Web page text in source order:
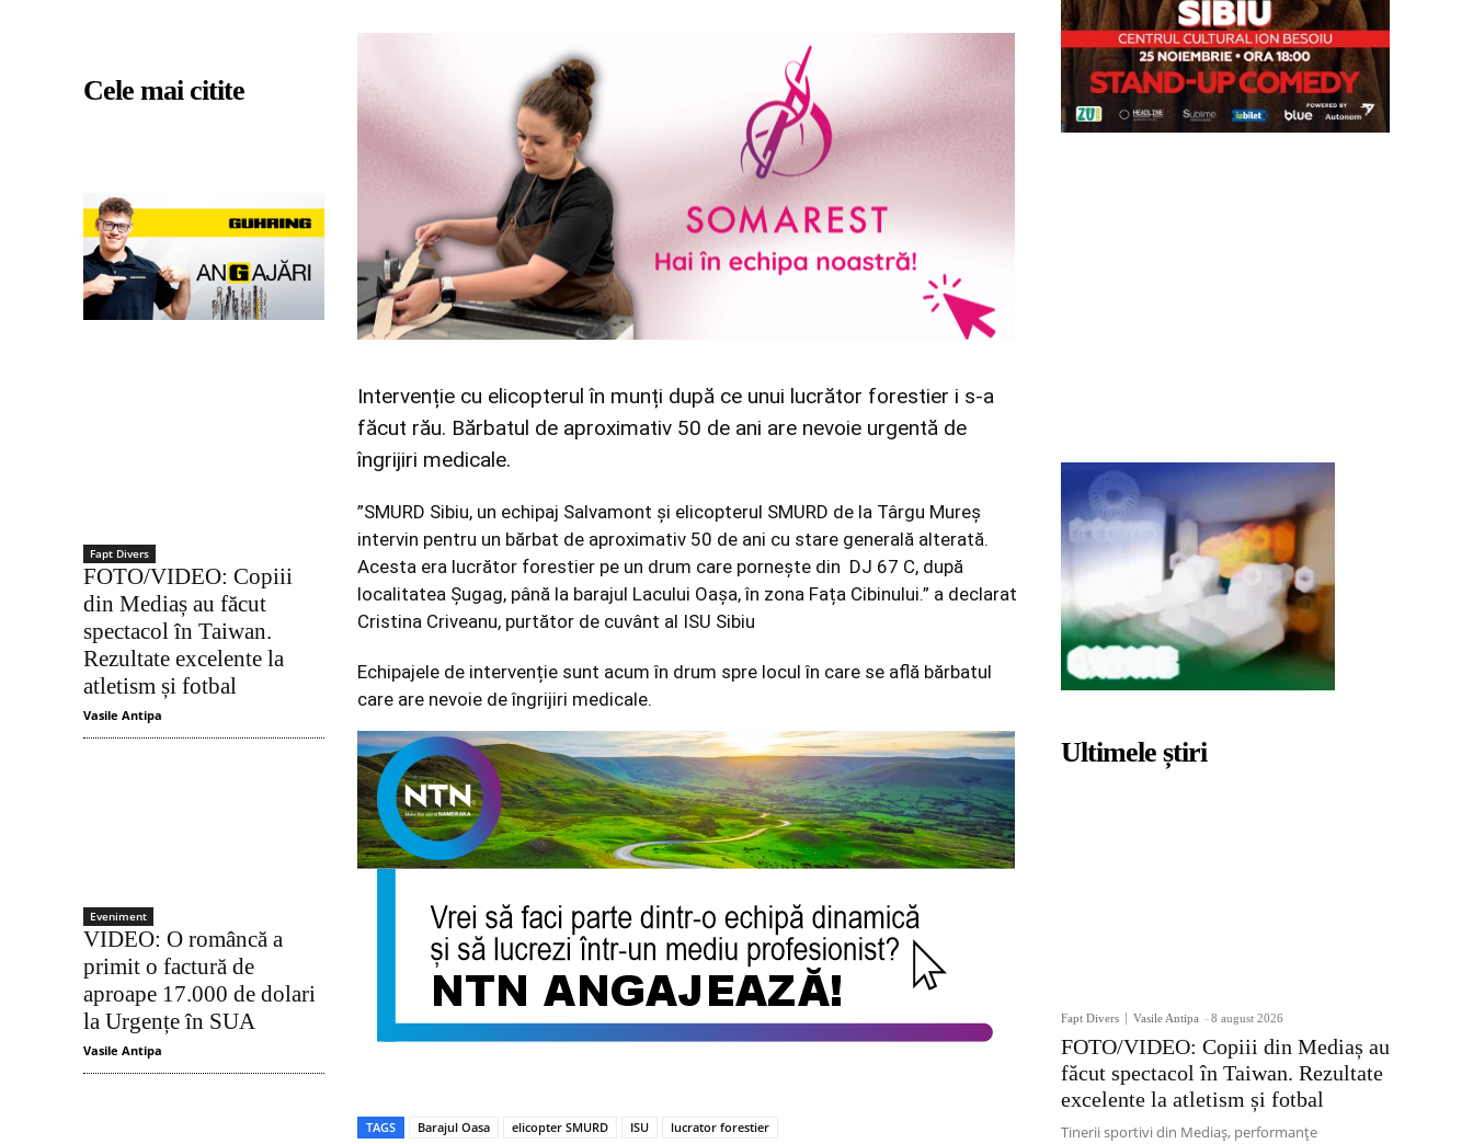
Cele mai citite
Fapt Divers
FOTO/VIDEO: Copiii
din Mediaș au făcut
spectacol în Taiwan.
Rezultate excelente la
atletism și fotbal
Vasile Antipa
Eveniment
VIDEO: O româncă a
primit o factură de
aproape 17.000 de dolari
la Urgențe în SUA
Vasile Antipa
Intervenție cu elicopterul în munți după ce unui lucrător forestier i s-a
făcut rău. Bărbatul de aproximativ 50 de ani are nevoie urgentă de
îngrijiri medicale.
”SMURD Sibiu, un echipaj Salvamont și elicopterul SMURD de la Târgu Mureș
intervin pentru un bărbat de aproximativ 50 de ani cu stare generală alterată.
Acesta era lucrător forestier pe un drum care pornește din DJ 67 C, după
localitatea Șugag, până la barajul Lacului Oașa, în zona Fața Cibinului.” a declarat
Cristina Criveanu, purtător de cuvânt al ISU Sibiu
Echipajele de intervenție sunt acum în drum spre locul în care se află bărbatul
care are nevoie de îngrijiri medicale.
TAGS Barajul Oasa elicopter SMURD ISU lucrator forestier
Ultimele știri
Fapt Divers Vasile Antipa - 8 august 2026
FOTO/VIDEO: Copiii din Mediaș au
făcut spectacol în Taiwan. Rezultate
excelente la atletism și fotbal
Tinerii sportivi din Mediaș, performanțe